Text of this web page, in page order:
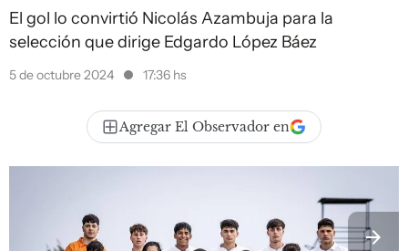
El gol lo convirtió Nicolás Azambuja para la
selección que dirige Edgardo López Báez
5 de octubre 2024 17:36 hs
Agregar El Observador en